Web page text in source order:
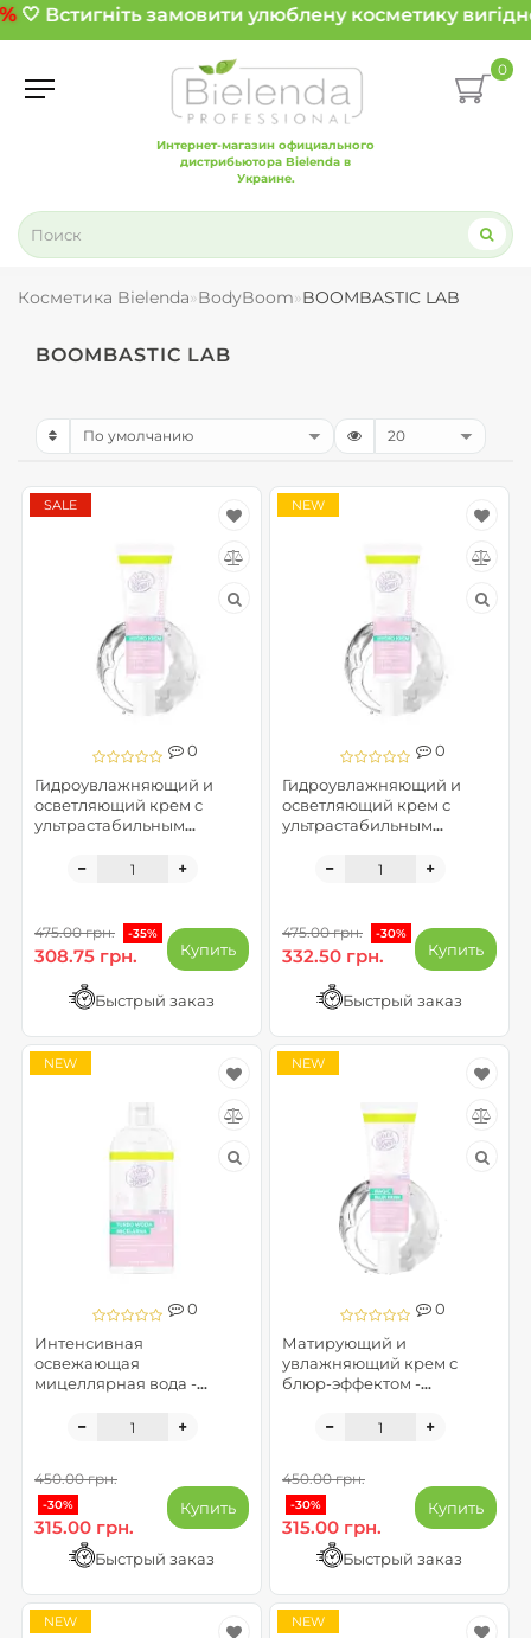
🤍 Встигніть замовити улюблену косметику
Интернет-магазин официального
дистрибьютора Bielenda в
Украине.
0
Косметика Bielenda BodyBoom BOOMBASTIC LAB
BOOMBASTIC LAB
0
Гидроувлажняющий и
осветляющий крем с
ультрастабильным
BOOMBASTIC LAB
SALE
475.00 грн. -35%
308.75 грн. Купить
Быстрый заказ
0
Гидроувлажняющий и
осветляющий крем с
ультрастабильным
BOOMBASTIC LAB
NEW
475.00 грн. -30%
332.50 грн. Купить
Быстрый заказ
0
Интенсивная
освежающая
мицеллярная вода -
NEW
450.00 грн.
-30%
315.00 грн.
Купить
Быстрый заказ
0
Матирующий и
увлажняющий крем с
блюр-эффектом -
NEW
450.00 грн.
-30%
315.00 грн.
Купить
Быстрый заказ
NEW NEW